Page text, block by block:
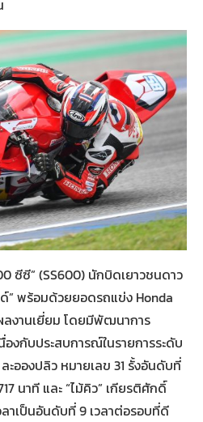
ซีซี” (SS600) นักบิดเยาวชนดาว
” พร้อมด้วยยอดรถแข่ง Honda
ลงานเยี่ยม โดยมีพัฒนาการ
งกับประสบการณ์ในรายการระดับ
ะอองปลิว หมายเลข 31 รั้งอันดับที่
นาที และ “ไม้คิว” เกียรติศักดิ์
าเป็นอันดับที่ 9 เวลาต่อรอบที่ดี